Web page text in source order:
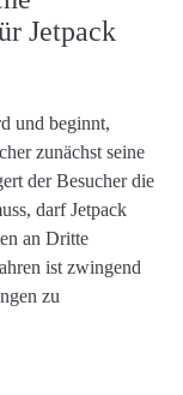
Jetpack
und beginnt,
zunächst seine
der Besucher die
darf Jetpack
an Dritte
ist zwingend
zu